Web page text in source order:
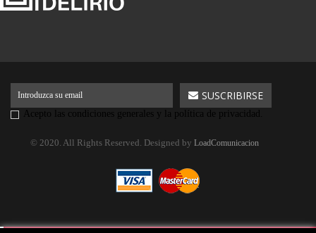
Acepto las condiciones generales y la política de privacidad.
© 2020. All Rights Reserved. Designed by LoadComunicacion